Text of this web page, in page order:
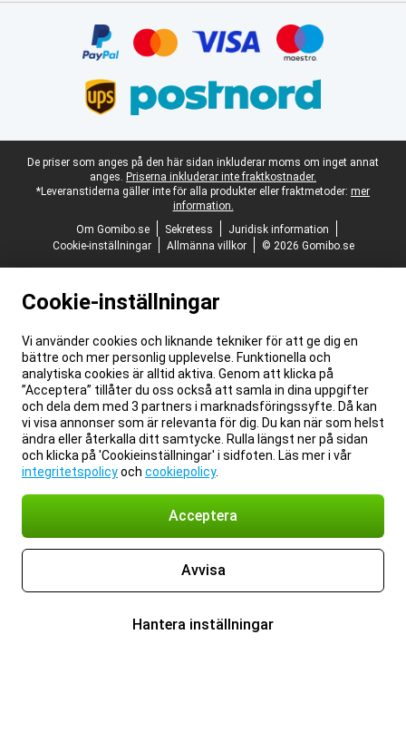
Juridisk fotnot
De priser som anges på den här sidan inkluderar moms om inget annat
anges. Priserna inkluderar inte fraktkostnader.
*Leveranstiderna gäller inte för alla produkter eller fraktmetoder: mer
information.
Om Gomibo.se
Sekretess
Juridisk information
Cookie-inställningar
Allmänna villkor © 2026 Gomibo.se
Cookie-inställningar
Vi använder cookies och liknande tekniker för att ge dig en
bättre och mer personlig upplevelse. Funktionella och
analytiska cookies är alltid aktiva. Genom att klicka på
”Acceptera” tillåter du oss också att samla in dina uppgifter
och dela dem med 3 partners i marknadsföringssyfte. Då kan
vi visa annonser som är relevanta för dig. Du kan när som helst
ändra eller återkalla ditt samtycke. Rulla längst ner på sidan
och klicka på 'Cookieinställningar' i sidfoten. Läs mer i vår
integritetspolicyoch cookiepolicy.
Acceptera
Avvisa
Hantera inställningar